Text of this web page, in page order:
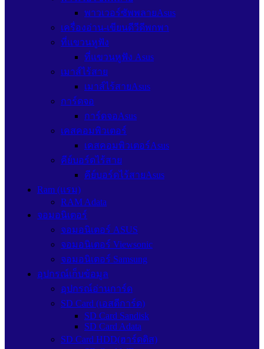
พาวเวอร์ซัพพลายAsus
เครื่องอ่าน-เขียนดีวีดีพกพา
ที่แขวนหูฟัง
ที่แขวนหูฟัง Asus
เมาส์ไร้สาย
เมาส์ไร้สายAsus
การ์ดจอ
การ์ดจอAsus
เคสคอมพิวเตอร์
เคสคอมพิวเตอร์Asus
คีย์บอร์ดไร้สาย
คีย์บอร์ดไร้สายAsus
Ram (แรม)
RAM Adata
จอมอนิเตอร์
จอมอนิเตอร์ ASUS
จอมอนิเตอร์ Viewsonic
จอมอนิเตอร์ Samsung
อุปกรณ์เก็บข้อมูล
อุปกรณ์อ่านการ์ด
SD Card (เอสดีการ์ด)
SD Card Sandisk
SD Card Adata
SD Card HDD(ฮาร์ดดิส)